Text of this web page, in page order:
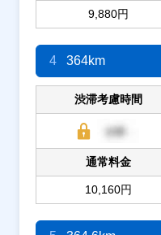
9,880円
4 364km
渋滞考慮時間
通常料金
10,160円